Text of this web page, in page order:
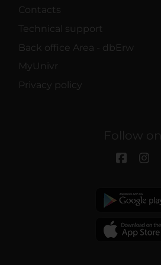
Contacts
Technical support
Back office Area - dbErw
MyUnivr
Privacy policy
Follow on